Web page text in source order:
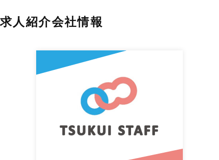
求人紹介会社情報